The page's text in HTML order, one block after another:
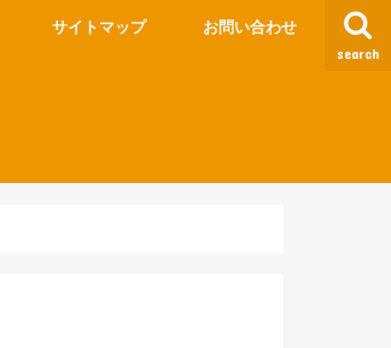
search
サイトマップ お問い合わせ